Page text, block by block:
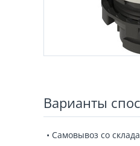
Варианты
• Самовывоз со